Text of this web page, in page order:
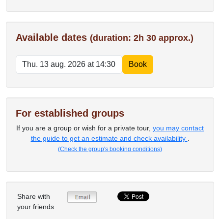
Available dates (duration: 2h 30 approx.)
For established groups
If you are a group or wish for a private tour, you may contact
the guide to get an estimate and check availability
(Check the group's booking conditions)
Share with
your friends